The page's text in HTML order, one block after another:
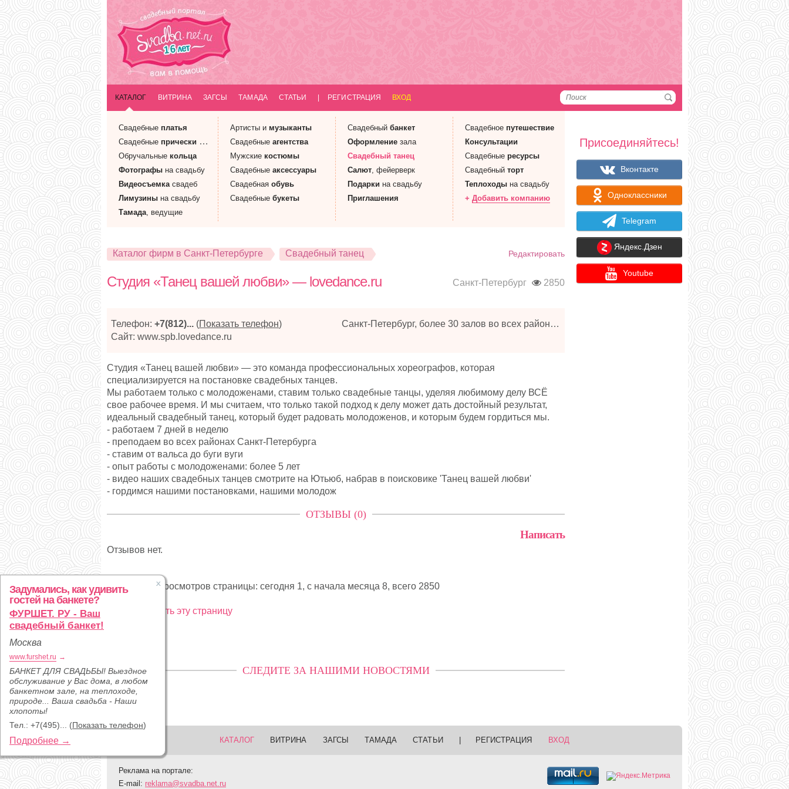
КАТАЛОГ ВИТРИНА ЗАГСЫ ТАМАДА СТАТЬИ РЕГИСТРАЦИЯ ВХОД
Свадебные платья
Свадебные прически
Обручальные кольца
Фотографы на свадьбу
Видеосъемкасвадеб
Лимузины на свадьбу
Тамада, ведущие
Артисты и музыканты
Свадебные агентства
Мужские костюмы
Свадебные аксессуары
Свадебная обувь
Свадебные букеты
Свадебный банкет
Оформление зала
Свадебный танец
Салют, фейерверк
Подарки на свадьбу
Приглашения
Свадебное путешествие
Консультации
Свадебные ресурсы
Свадебный торт
Теплоходы на свадьбу
+ Добавить компанию
Редактировать
Каталог фирм в Санкт-Петербурге Свадебный танец
Санкт-Петербург 2850
Студия «Танец вашей любви» — lovedance.ru
Телефон: +7(812)... (Показать телефон)
Сайт: www.spb.lovedance.ru
Санкт-Петербург, более 30 залов во всех районах Санкт-Петербурга
Студия «Танец вашей любви» — это команда профессиональных хореографов, которая
специализируется на постановке свадебных танцев.
Мы работаем только с молодоженами, ставим только свадебные танцы, уделяя любимому делу ВСЁ
свое рабочее время. И мы считаем, что только такой подход к делу может дать достойный результат,
идеальный свадебный танец, который будет радовать молодоженов, и которым будем гордиться мы.
- работаем 7 дней в неделю
- преподаем во всех районах Санкт-Петербурга
- ставим от вальса до буги вуги
- опыт работы с молодоженами: более 5 лет
- видео наших свадебных танцев смотрите на Ютьюб, набрав в поисковике 'Танец вашей любви'
- гордимся нашими постановками, нашими молодож
ОТЗЫВЫ (0)
Написать
Отзывов нет.
Статистика просмотров страницы: сегодня 1, с начала месяца 8, всего 2850
Рекламировать эту страницу
Задумались, как удивить
гостей на банкете?
ФУРШЕТ. РУ - Ваш
свадебный банкет!
Москва
www.furshet.ru →
БАНКЕТ ДЛЯ СВАДЬБЫ! Выездное
обслуживание у Вас дома, в любом
банкетном зале, на теплоходе,
природе... Ваша свадьба - Наши
хлопоты!
Тел.: +7(495)... (Показать телефон)
Подробнее →
СЛЕДИТЕ ЗА НАШИМИ НОВОСТЯМИ
Присоединяйтесь!
Вконтакте
Одноклассники
Telegram
Яндекс.Дзен
Youtube
КАТАЛОГ ВИТРИНА ЗАГСЫ ТАМАДА СТАТЬИ РЕГИСТРАЦИЯ ВХОД
Реклама на портале:
E-mail: reklama@svadba.net.ru